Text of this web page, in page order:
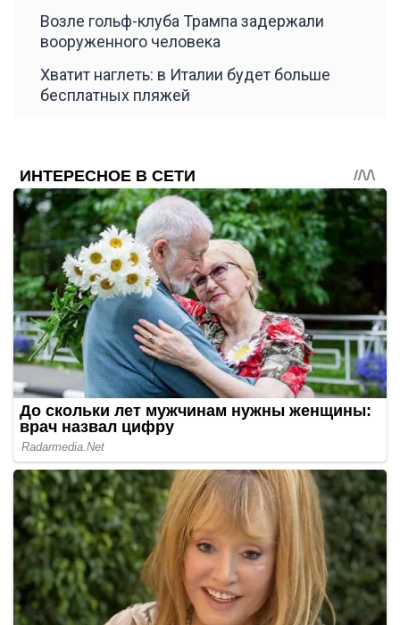
Возле гольф-клуба Трампа задержали
вооруженного человека
Хватит наглеть: в Италии будет больше
бесплатных пляжей